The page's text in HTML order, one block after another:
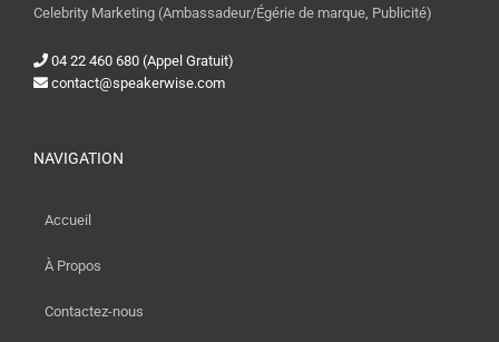
Celebrity Marketing (Ambassadeur/Égérie de marque, Publicité)
04 22 460 680 (Appel Gratuit)
contact@speakerwise.com
NAVIGATION
Accueil
À Propos
Contactez-nous